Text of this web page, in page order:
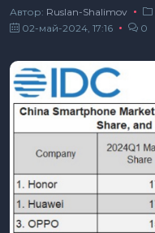
Автор: Ruslan-Shalimov
02-май-2024, 17:16
0